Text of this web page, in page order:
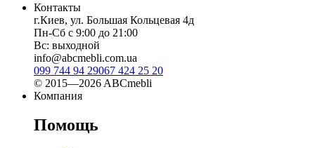
Контакты
г.Киев, ул. Большая Кольцевая 4д
Пн-Сб с 9:00 до 21:00
Вс: выходной
info@abcmebli.com.ua
099 744 94 29067 424 25 20
© 2015—2026 ABCmebli
Компания
Помощь